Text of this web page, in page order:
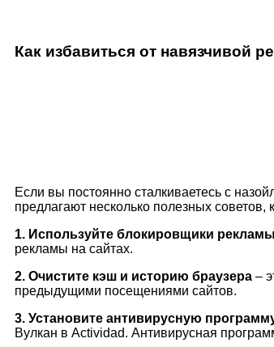
Как избавиться от навязчивой
Если вы постоянно сталкиваетесь с
предлагают несколько полезных
1. Используйте блокировщики рекламы
рекламы на сайтах.
2. Очистите кэш и историю браузера –
предыдущими посещениями сайтов.
3. Установите антивирусную
Вулкан в Actividad. Антивирусная